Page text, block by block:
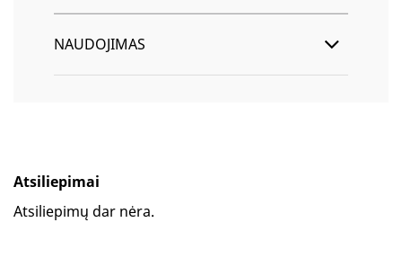
NAUDOJIMAS
Atsiliepimai
Atsiliepimų dar nėra.